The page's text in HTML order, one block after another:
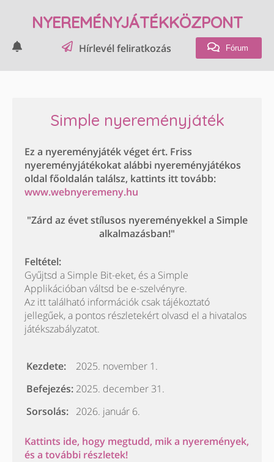
NYEREMÉNYJÁTÉKKÖZPONT
Hírlevél feliratkozás Fórum
Simple nyereményjáték
Ez a nyereményjáték véget ért. Friss
nyereményjátékokat alábbi nyereményjátékos
oldal főoldalán találsz, kattints itt tovább:
www.webnyeremeny.hu
"Zárd az évet stílusos nyereményekkel a Simple
alkalmazásban!"
Feltétel:
Gyűjtsd a Simple Bit-eket, és a Simple
Applikációban váltsd be e-szelvényre.
Az itt található információk csak tájékoztató
jellegűek, a pontos részletekért olvasd el a hivatalos
játékszabályzatot.
Kezdete:
2025. november 1.
Befejezés: 2025. december 31.
Sorsolás: 2026. január 6.
Kattints ide, hogy megtudd, mik a nyeremények,
és a további részletek!